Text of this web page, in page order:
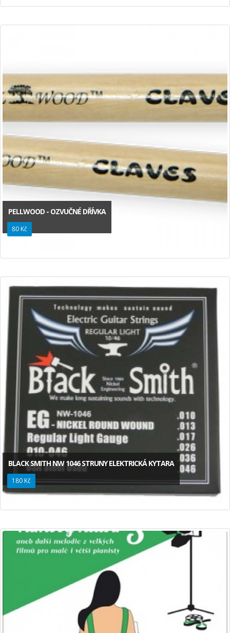
PELLWOOD - OZVUČNÉ DŘÍVKA
80 Kč
BLACK SMITH NW 1046 STRUNY ELEKTRICKÁ KYTARA
180 Kč